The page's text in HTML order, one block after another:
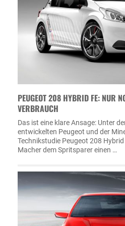
PEUGEOT 208 HYBRID FE: NUR
VERBRAUCH
Das ist eine klare Ansage: Unter
entwickelten Peugeot und der
Technikstudie Peugeot 208
Macher dem Spritsparer einen …